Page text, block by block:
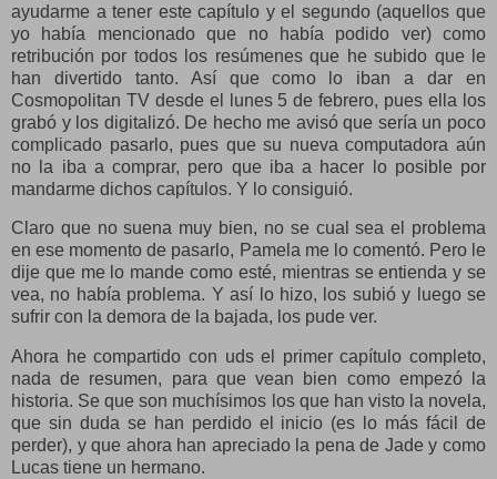
ayudarme a tener este capítulo y el segundo (aquellos que
yo había mencionado que no había podido ver) como
retribución por todos los resúmenes que he subido que le
han divertido tanto. Así que como lo iban a dar en
Cosmopolitan TV desde el lunes 5 de febrero, pues ella los
grabó y los digitalizó. De hecho me avisó que sería un poco
complicado pasarlo, pues que su nueva computadora aún
no la iba a comprar, pero que iba a hacer lo posible por
mandarme dichos capítulos. Y lo consiguió.
Claro que no suena muy bien, no se cual sea el problema
en ese momento de pasarlo, Pamela me lo comentó. Pero le
dije que me lo mande como esté, mientras se entienda y se
vea, no había problema. Y así lo hizo, los subió y luego se
sufrir con la demora de la bajada, los pude ver.
Ahora he compartido con uds el primer capítulo completo,
nada de resumen, para que vean bien como empezó la
historia. Se que son muchísimos los que han visto la novela,
que sin duda se han perdido el inicio (es lo más fácil de
perder), y que ahora han apreciado la pena de Jade y como
Lucas tiene un hermano.